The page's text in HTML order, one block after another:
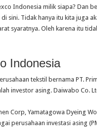
Indonesia milik siapa? Dan
sini. Tidak hanya itu kita juga
syaratnya. Oleh karena itu
Indonesia
tekstil bernama PT.
investor asing. Daiwabo Co.
Corp, Yamatagowa Dyeing
perusahaan investasi asing